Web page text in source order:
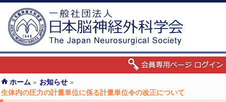
ホーム » お知らせ »
生体内の圧力の計量単位に係る計量単位令の改正について